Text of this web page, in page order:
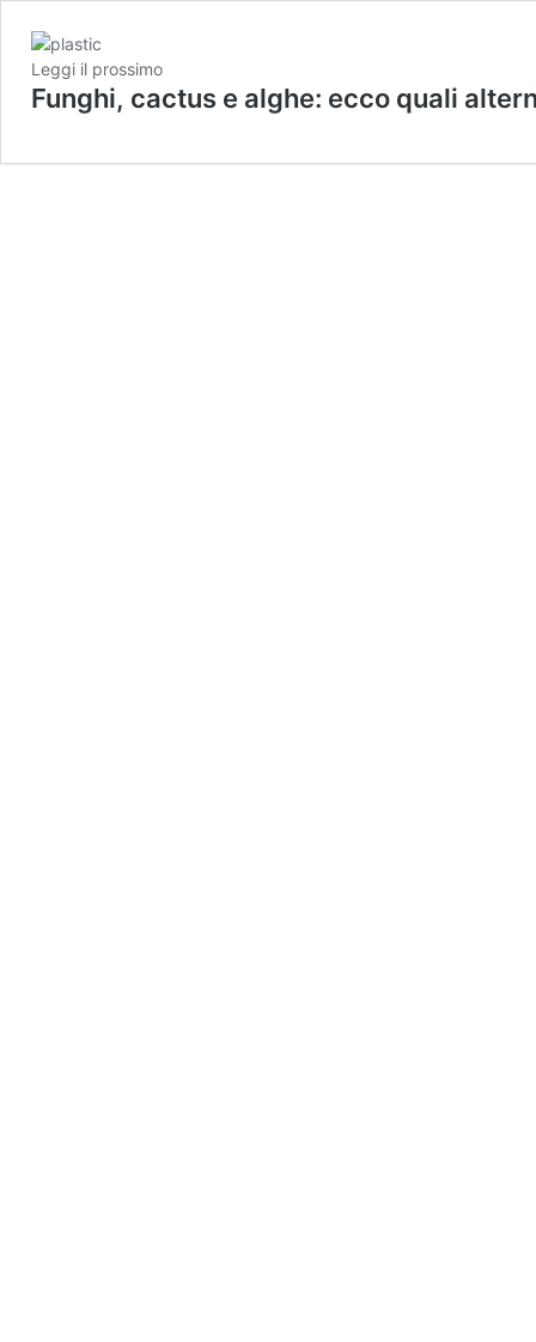
Leggi il prossimo
Funghi, cactus e alghe: ecco quali